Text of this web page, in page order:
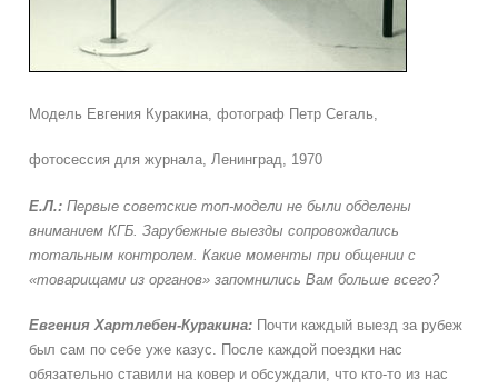
Модель Евгения Куракина, фотограф Петр Сегаль,
фотосессия для журнала, Ленинград, 1970
Е.Л.: Первые советские топ-модели не были обделены
вниманием КГБ. Зарубежные выезды сопровождались
тотальным контролем. Какие моменты при общении с
«товарищами из органов» запомнились Вам больше всего?
Евгения Хартлебен-Куракина: Почти каждый выезд за рубеж
был сам по себе уже казус. После каждой поездки нас
обязательно ставили на ковер и обсуждали, что кто-то из нас